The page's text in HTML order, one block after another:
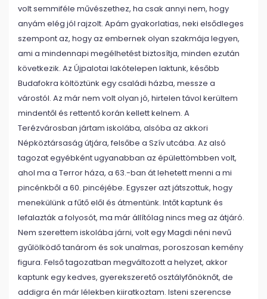
volt semmiféle művészethez, ha csak annyi nem, hogy
anyám elég jól rajzolt. Apám gyakorlatias, neki elsődleges
szempont az, hogy az embernek olyan szakmája legyen,
ami a mindennapi megélhetést biztosítja, minden ezután
következik. Az Újpalotai lakótelepen laktunk, később
Budafokra költöztünk egy családi házba, messze a
várostól. Az már nem volt olyan jó, hirtelen távol kerültem
mindentől és rettentő korán kellett kelnem. A
Terézvárosban jártam iskolába, alsóba az akkori
Népköztársaság útjára, felsőbe a Szív utcába. Az alsó
tagozat egyébként ugyanabban az épülettömbben volt,
ahol ma a Terror háza, a 63.-ban át lehetett menni a mi
pincénkből a 60. pincéjébe. Egyszer azt játszottuk, hogy
menekülünk a fűtő elől és átmentünk. Intőt kaptunk és
lefalazták a folyosót, ma már állítólag nincs meg az átjáró.
Nem szerettem iskolába járni, volt egy Magdi néni nevű
gyűlölködő tanárom és sok unalmas, poroszosan kemény
figura. Felső tagozatban megváltozott a helyzet, akkor
kaptunk egy kedves, gyerekszerető osztályfőnöknőt, de
addigra én már lélekben kiiratkoztam. Isteni szerencse